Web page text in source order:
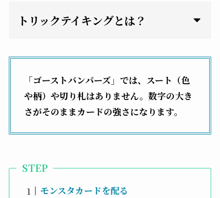
トリックテイキングとは？
「ゴーストバンパーズ」では、スート（色
や柄）や切り札はありません。数字の大き
さがそのままカードの強さになります。
STEP
モンスタカードを配る